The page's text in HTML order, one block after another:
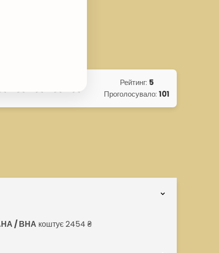
Рейтинг: 5
Проголосувало: 101
/ ВНА коштує 2454 ₴